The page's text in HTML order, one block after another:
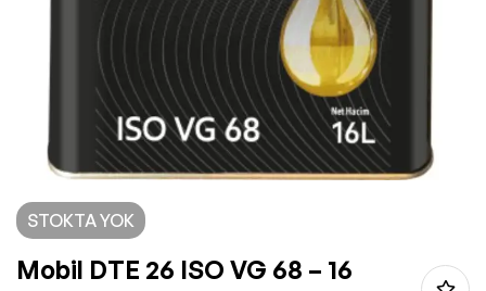
STOKTA YOK
Mobil DTE 26 ISO VG 68 – 16